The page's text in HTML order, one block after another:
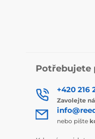
Potřebujete
+420 216
Zavolejte
nebo pište